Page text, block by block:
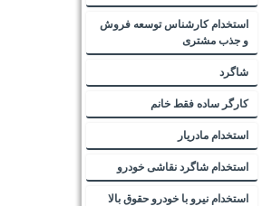
استخدام کارشناس توسعه فروش
و جذب مشتری
شاگرد
کارگر ساده فقط خانم
استخدام مادریار
استخدام شاگرد نقاشی خودرو
استخدام نیرو با خودرو حقوق بالا